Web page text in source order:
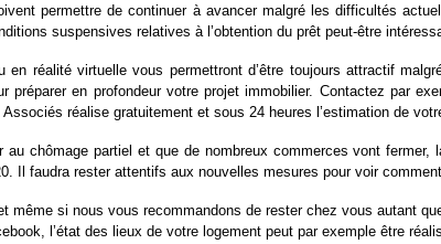
permettre de continuer à avancer malgré les difficultés
suspensives relatives à l’obtention du prêt peut-être
réalité virtuelle vous permettront d’être toujours attractif
préparer en profondeur votre projet immobilier. Contactez par
réalise gratuitement et sous 24 heures l’estimation de
chômage partiel et que de nombreux commerces vont
Il faudra rester attentifs aux nouvelles mesures pour voir
même si nous vous recommandons de rester chez vous autant
l’état des lieux de votre logement peut par exemple être